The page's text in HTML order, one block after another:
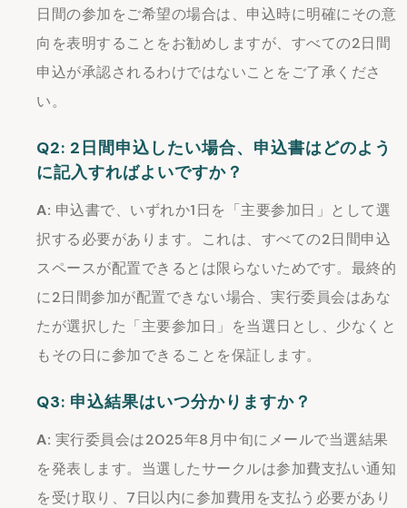
日間の参加をご希望の場合は、申込時に明確にその意
向を表明することをお勧めしますが、すべての2日間
申込が承認されるわけではないことをご了承くださ
い。
Q2: 2日間申込したい場合、申込書はどのよう
に記入すればよいですか？
A: 申込書で、いずれか1日を「主要参加日」として選
択する必要があります。これは、すべての2日間申込
スペースが配置できるとは限らないためです。最終的
に2日間参加が配置できない場合、実行委員会はあな
たが選択した「主要参加日」を当選日とし、少なくと
もその日に参加できることを保証します。
Q3: 申込結果はいつ分かりますか？
A: 実行委員会は2025年8月中旬にメールで当選結果
を発表します。当選したサークルは参加費支払い通知
を受け取り、7日以内に参加費用を支払う必要があり